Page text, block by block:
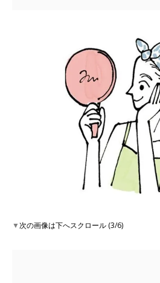
▼次の画像は下へスクロール (3/6)